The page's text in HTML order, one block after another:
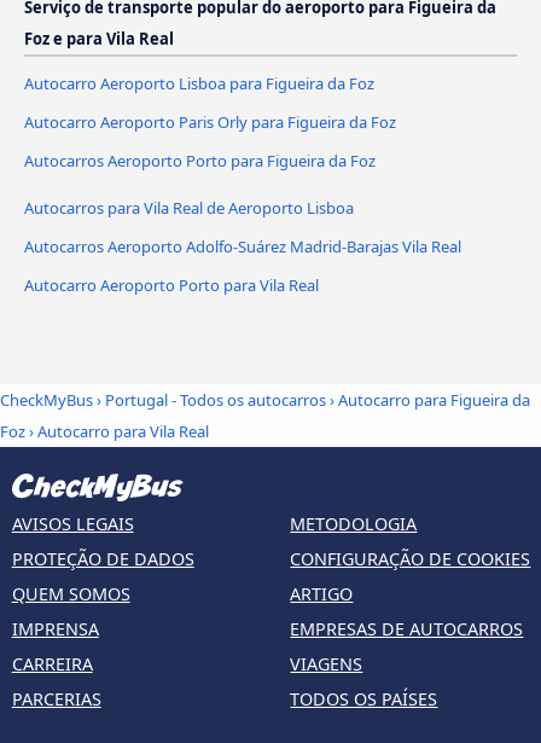
Serviço de transporte popular do aeroporto para Figueira da
Foz e para Vila Real
Autocarro Aeroporto Lisboa para Figueira da Foz
Autocarro Aeroporto Paris Orly para Figueira da Foz
Autocarros Aeroporto Porto para Figueira da Foz
Autocarros para Vila Real de Aeroporto Lisboa
Autocarros Aeroporto Adolfo-Suárez Madrid-Barajas Vila Real
Autocarro Aeroporto Porto para Vila Real
CheckMyBus› Portugal - Todos os autocarros›Autocarro para Figueira da
Foz›Autocarro para Vila Real
AVISOS LEGAIS
PROTEÇÃO DE DADOS
QUEM SOMOS
IMPRENSA
CARREIRA
PARCERIAS
METODOLOGIA
CONFIGURAÇÃO DE COOKIES
ARTIGO
EMPRESAS DE AUTOCARROS
VIAGENS
TODOS OS PAÍSES